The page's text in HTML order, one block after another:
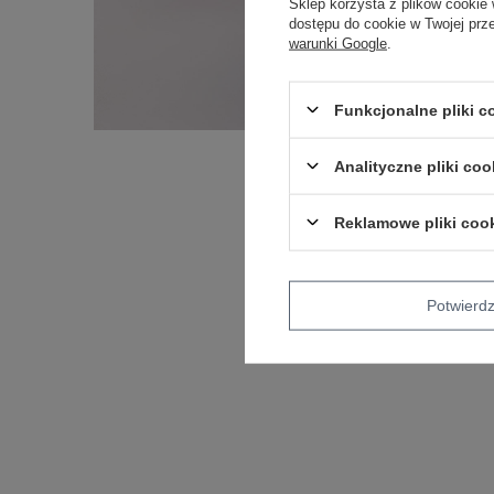
dostępu do cookie w Twojej
warunki Google
Funkcjonalne pliki
Analityczne pliki
Reklamowe pliki